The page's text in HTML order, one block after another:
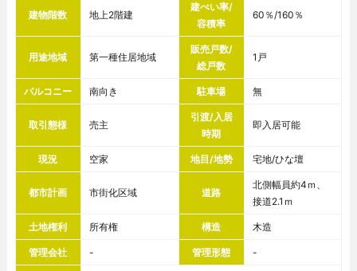
建物階数 地上2階建
建ぺい率/
容積率
60％/160％
用途地域 第一種住居地域
販売戸数/
総戸数
1戸
バルコニー 南向き 駐車場 無
取引態様 売主
引渡/入居
時期
即入居可能
現況 空家 地目/地勢 宅地/ひな壇
都市計画 市街化区域 道路
北側幅員約4ｍ、
接道2.1ｍ
土地権利 所有権 構造 木造
管理会社 - 管理形態 -